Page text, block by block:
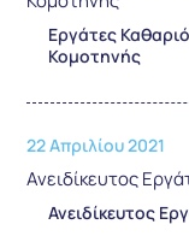
Εργάτες
Κομοτηνής
22 Απριλίου 2021
Ανειδίκευτος
Ανειδίκευτος